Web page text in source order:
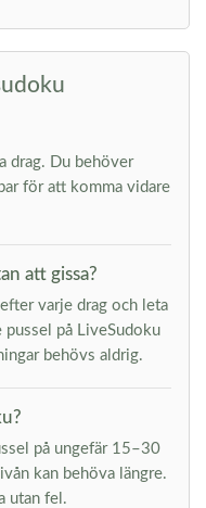
drag. Du behöver
för att komma vidare
att gissa?
varje drag och leta
pussel på LiveSudoku
behövs aldrig.
på ungefär 15–30
kan behöva längre.
utan fel.